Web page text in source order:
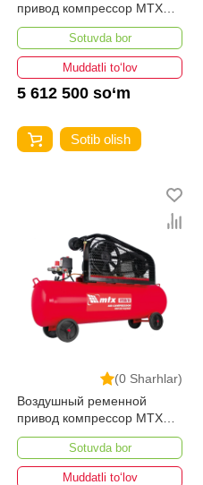
привод компрессор MTX
58048 КР3000/100
Sotuvda bor
Muddatli to‘lov
5 612 500 so‘m
Sotib olish
(0 Sharhlar)
Воздушный ременной
привод компрессор МТХ
58047 КР2500/80
Sotuvda bor
Muddatli to‘lov